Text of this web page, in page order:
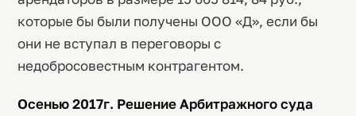
которые бы были получены ООО «Д», если бы
они не вступал в переговоры с
недобросовестным контрагентом.
Осенью 2017г. Решение Арбитражного суда